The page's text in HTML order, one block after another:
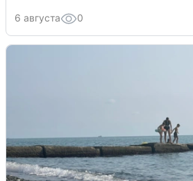
6 августа 0